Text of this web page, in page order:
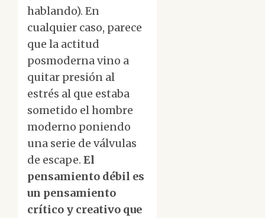
hablando). En
cualquier caso, parece
que la actitud
posmoderna vino a
quitar presión al
estrés al que estaba
sometido el hombre
moderno poniendo
una serie de válvulas
de escape. El
pensamiento débil es
un pensamiento
crítico y creativo que